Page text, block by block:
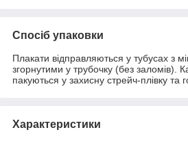
Спосіб упаковки
Плакати відправляються у тубусах з
згорнутими у трубочку (без заломів).
пакуються у захисну стрейч-плівку та
Характеристики